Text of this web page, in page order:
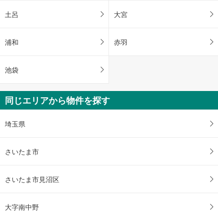
土呂 大宮
浦和 赤羽
池袋
同じエリアから物件を探す
埼玉県
さいたま市
さいたま市見沼区
大字南中野